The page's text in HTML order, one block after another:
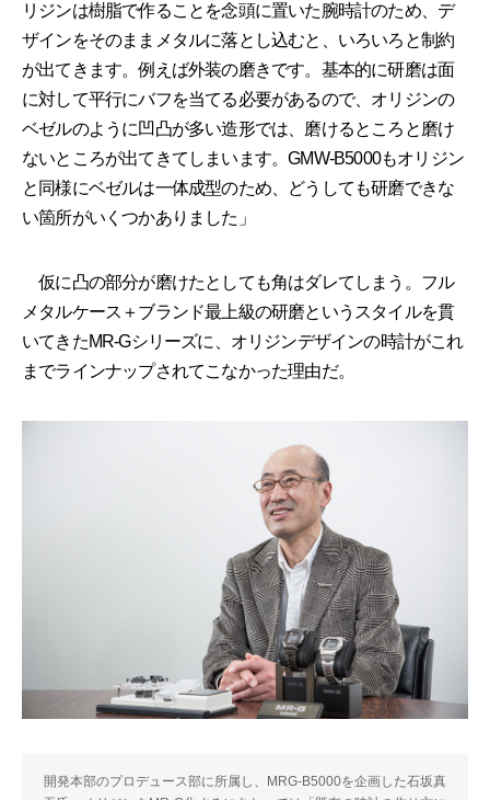
リジンは樹脂で作ることを念頭に置いた腕時計のため、デ
ザインをそのままメタルに落とし込むと、いろいろと制約
が出てきます。例えば外装の磨きです。基本的に研磨は面
に対して平行にバフを当てる必要があるので、オリジンの
ベゼルのように凹凸が多い造形では、磨けるところと磨け
ないところが出てきてしまいます。GMW-B5000もオリジン
と同様にベゼルは一体成型のため、どうしても研磨できな
い箇所がいくつかありました」
仮に凸の部分が磨けたとしても角はダレてしまう。フル
メタルケース＋ブランド最上級の研磨というスタイルを貫
いてきたMR-Gシリーズに、オリジンデザインの時計がこれ
までラインナップされてこなかった理由だ。
開発本部のプロデュース部に所属し、MRG-B5000を企画した石坂真